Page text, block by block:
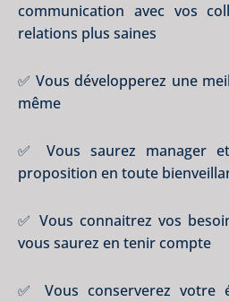
communication avec vos
relations plus saines
✅ Vous développerez une
même
✅ Vous saurez manager
proposition en toute
✅ Vous connaitrez vos
vous saurez en tenir compte
✅ Vous conserverez votre